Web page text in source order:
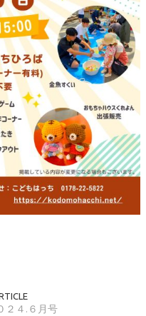
２４.６月号